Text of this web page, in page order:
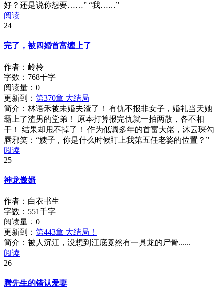
好？还是说你想要……” “我……”
阅读
24
完了，被四婚首富缠上了
作者：岭柃
字数：768千字
阅读量： 0
更新到： 第370章 大结局
简介： 林语禾被未婚夫渣了！ 有仇不报非女子，婚礼当天她
霸上了渣男的堂弟！ 原本打算报完仇就一拍两散，各不相
干！ 结果却甩不掉了！ 作为低调多年的首富大佬，沐云琛勾
唇邪笑：“嫂子，你是什么时候盯上我第五任老婆的位置？”
阅读
25
神龙傲婿
作者：白衣书生
字数：551千字
阅读量： 0
更新到： 第443章 大结局！
简介： 被人沉江，没想到江底竟然有一具龙的尸骨......
阅读
26
腾先生的错认爱妻